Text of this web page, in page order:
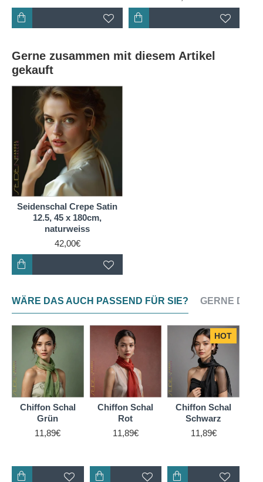
kühl, indem sie Schweiß von Ihrer Haut aufnimmt und
verdunsten lässt. Im Winter hält sie Sie warm, indem
Ponge-Seide hypoallergen, was sie zu einer guten
Wahl für Menschen mit empfindlicher Haut macht. Ein
Ponge-Seidenschal ist also nicht nur ein modisches
Accessoire, sondern auch ein nützliches.
Gerne zusammen mit diesem Artikel
gekauft
Seidenschal Crepe Satin
12.5, 45 x 180cm,
naturweiss
42,00€
WÄRE DAS AUCH PASSEND FÜR SIE? GERNE
Chiffon Schal
Grün
11,89€
Chiffon Schal
Rot
11,89€
HOT
Chiffon Schal
Schwarz
11,89€